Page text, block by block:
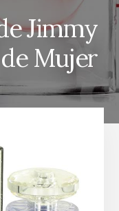
Jimmy
de Mujer